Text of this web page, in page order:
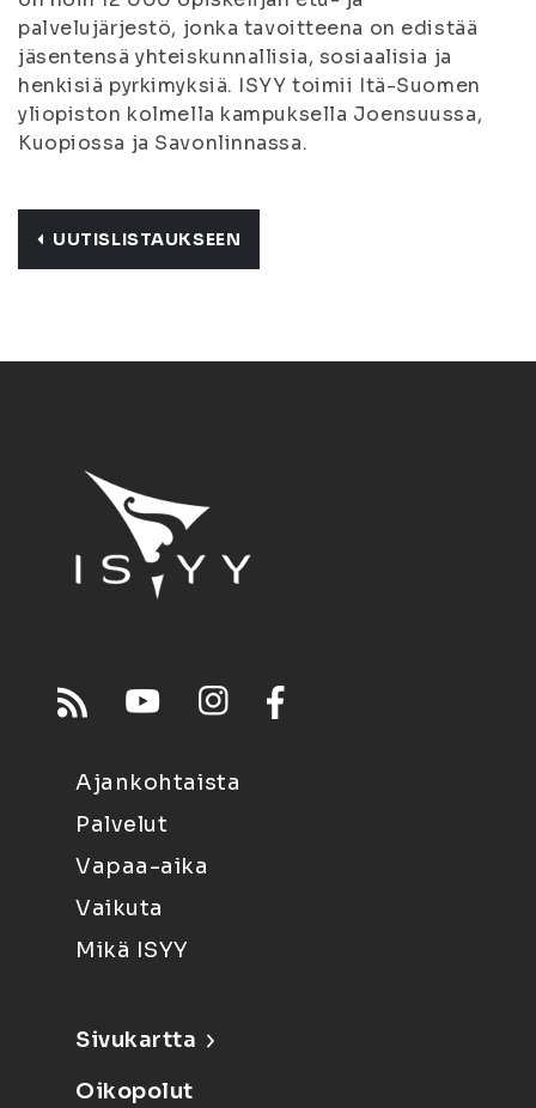
palvelujärjestö, jonka tavoitteena on edistää
jäsentensä yhteiskunnallisia, sosiaalisia ja
henkisiä pyrkimyksiä. ISYY toimii Itä-Suomen
yliopiston kolmella kampuksella Joensuussa,
Kuopiossa ja Savonlinnassa.
UUTISLISTAUKSEEN
Ajankohtaista
Palvelut
Vapaa-aika
Vaikuta
Mikä ISYY
Sivukartta
Oikopolut